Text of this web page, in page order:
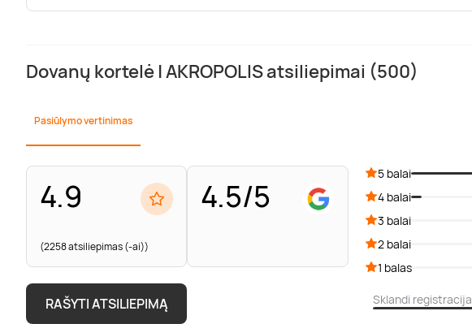
Dovanų kortelė | AKROPOLIS atsiliepimai (500)
Pasiūlymo vertinimas
4.9
(2258 atsiliepimas (-ai))
4.5/5
RAŠYTI ATSILIEPIMĄ
5 balai
4 balai
3 balai
2 balai
1 balas
Sklandi registracija